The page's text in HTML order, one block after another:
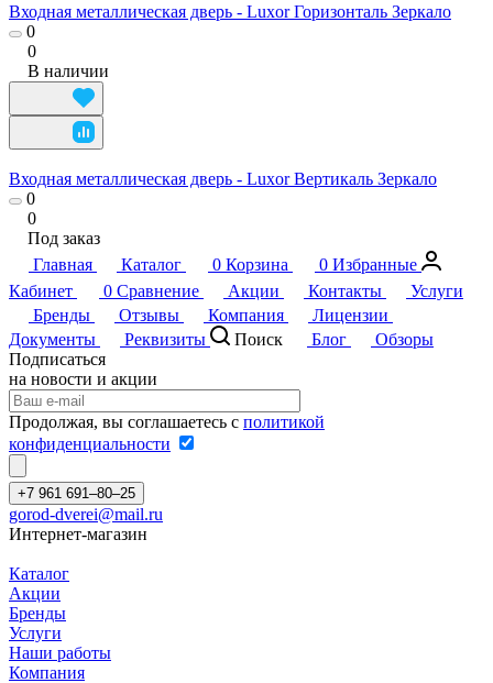
Входная металлическая дверь - Luxor Горизонталь Зеркало
0
0
В наличии
Входная металлическая дверь - Luxor Вертикаль Зеркало
0
0
Под заказ
Главная
Каталог 0 Корзина 0 Избранные
Кабинет
0 Сравнение Акции Контакты
Услуги
Бренды
Отзывы Компания
Лицензии
Документы
Реквизиты Поиск Блог
Обзоры
Подписаться
на новости и акции
Продолжая, вы соглашаетесь с политикой
конфиденциальности
+7 961 691‒80‒25
gorod-dverei@mail.ru
Интернет-магазин
Каталог
Акции
Бренды
Услуги
Наши работы
Компания